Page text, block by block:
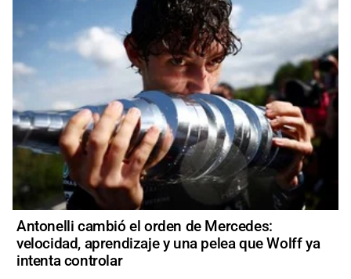
Antonelli cambió el orden de Mercedes:
velocidad, aprendizaje y una pelea que Wolff ya
intenta controlar